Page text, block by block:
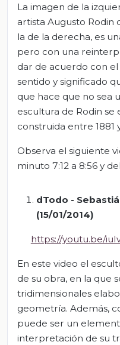
La imagen de la
artista Augusto Rodin
la de la derecha, es
pero con una
dar de acuerdo con
sentido y significado
que hace que no sea
escultura de Rodin se
construida entre 1881
Observa el siguiente
minuto 7:12 a 8:56 y del
dTodo -
(15/01/2014)
https://youtu.be/
En este video el
de su obra, en la que
tridimensionales
geometría. Además,
puede ser un
interpretación de su